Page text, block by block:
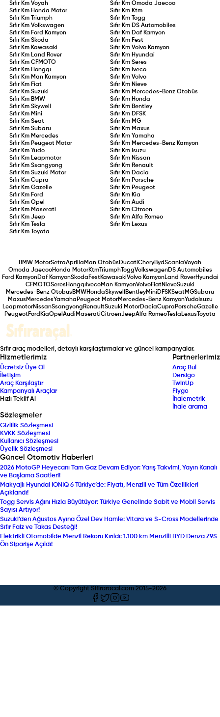
Sıfır KmVoyah Sıfır Km Omoda Jaecoo
Sıfır Km Honda Motor Sıfır Km Ktm
Sıfır Km
Triumph Sıfır Km
Togg
Sıfır KmVolkswagen Sıfır Km DS Automobiles
Sıfır Km Ford Kamyon Sıfır Km Daf Kamyon
Sıfır KmSkoda Sıfır Km Fest
Sıfır Km Kawasaki Sıfır Km Volvo Kamyon
Sıfır Km Land Rover Sıfır Km Hyundai
Sıfır KmCFMOTO Sıfır Km Seres
Sıfır Km Hongqı Sıfır Km Iveco
Sıfır Km Man Kamyon Sıfır Km Volvo
Sıfır Km Fiat Sıfır Km Nieve
Sıfır KmSuzuki Sıfır Km Mercedes-Benz Otobüs
Sıfır Km BMW Sıfır Km Honda
Sıfır KmSkywell Sıfır Km Bentley
Sıfır Km Mini Sıfır Km DFSK
Sıfır KmSeat Sıfır Km MG
Sıfır KmSubaru Sıfır Km Maxus
Sıfır Km Mercedes Sıfır Km Yamaha
Sıfır Km Peugeot Motor Sıfır Km Mercedes-Benz Kamyon
Sıfır KmYudo Sıfır Km Isuzu
Sıfır Km Leapmotor Sıfır Km Nissan
Sıfır KmSsangyong Sıfır Km Renault
Sıfır KmSuzuki Motor Sıfır Km Dacia
Sıfır KmCupra Sıfır Km Porsche
Sıfır KmGazelle Sıfır Km Peugeot
Sıfır Km Ford Sıfır Km Kia
Sıfır KmOpel Sıfır Km Audi
Sıfır Km Maserati Sıfır Km Citroen
Sıfır KmJeep Sıfır Km Alfa Romeo
Sıfır Km
Tesla Sıfır Km Lexus
Sıfır Km
Toyota
BMW MotorSetraAprilia Man Otobüs DucatiCheryBydScaniaVoyah
Omoda JaecooHonda MotorKtmTriumphToggVolkswagenDS Automobiles
Ford KamyonDaf KamyonSkoda FestKawasakiVolvo KamyonLand RoverHyundai
CFMOTOSeres Hongqı IvecoMan KamyonVolvoFiatNieveSuzuki
Mercedes-Benz Otobüs BMWHondaSkywell BentleyMini DFSKSeatMGSubaru
Maxus MercedesYamaha Peugeot MotorMercedes-Benz KamyonYudoIsuzu
LeapmotorNissanSsangyong RenaultSuzuki MotorDaciaCupra PorscheGazelle
PeugeotFord KiaOpel Audi MaseratiCitroenJeepAlfa Romeo Tesla Lexus Toyota
Sıfır araç modelleri, detaylı karşılaştırmalar ve güncel kampanyalar.
Hizmetlerimiz
Ücretsiz Üye Ol
İletişim
Araç Karşılaştır
Kampanyalı Araçlar
Hızlı Teklif Al
Partnerlerimiz
Araç Bul
Dersigo
TwinUp
Fiygo
İhalemetrik
İhale arama
Sözleşmeler
Gizlilik Sözleşmesi
KVKK Sözleşmesi
Kullanıcı Sözleşmesi
Üyelik Sözleşmesi
Güncel Otomotiv Haberleri
2026 MotoGP Heyecanı Tam Gaz Devam Ediyor: Yarış Takvimi, Yayın Kanalı
ve Başlama Saatleri!
Makyajlı Hyundai IONIQ 6 Türkiye’de: Fiyatı, Menzili ve Tüm Özellikleri
Açıklandı!
Togg Servis Ağını Hızla Büyütüyor: Türkiye Genelinde Sabit ve Mobil Servis
Sayısı Artıyor!
Suzuki’den Ağustos Ayına Özel Dev Hamle: Vitara ve S-Cross Modellerinde
Sıfır Faiz ve Takas Desteği!
Elektrikli Otomobilde Menzil Rekoru Kırıldı: 1.100 km Menzilli BYD Denza Z9S
Ön Siparişe Açıldı!
© Copyright Sifiraracal.com 2015-2026